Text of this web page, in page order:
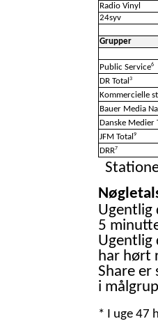
Radio Vinyl
24syv
Grupper
Public Service6
DR Total 3
Kommercielle
Bauer Media
Danske Medier
JFM Total 9
DRR7
Ugentlig
5
Ugentlig
har hørt
Share
i
* I uge 47